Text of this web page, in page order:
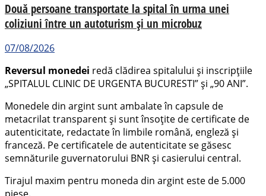
Două persoane transportate la spital în urma unei
coliziuni între un autoturism și un microbuz
07/08/2026
Reversul monedei redă clădirea spitalului și inscripțiile
„SPITALUL CLINIC DE URGENTA BUCURESTI” și „90 ANI”.
Monedele din argint sunt ambalate în capsule de
metacrilat transparent și sunt însoţite de certificate de
autenticitate, redactate în limbile română, engleză şi
franceză. Pe certificatele de autenticitate se găsesc
semnăturile guvernatorului BNR şi casierului central.
Tirajul maxim pentru moneda din argint este de 5.000